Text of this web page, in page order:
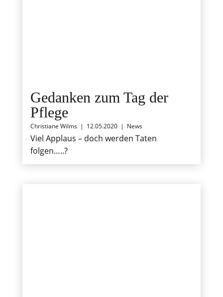
Gedanken zum Tag der
Pflege
Christiane Wilms | 12.05.2020 | News
Viel Applaus – doch werden Taten
folgen…..?